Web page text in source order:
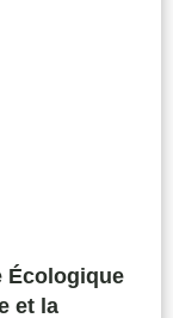
Écologique
et la